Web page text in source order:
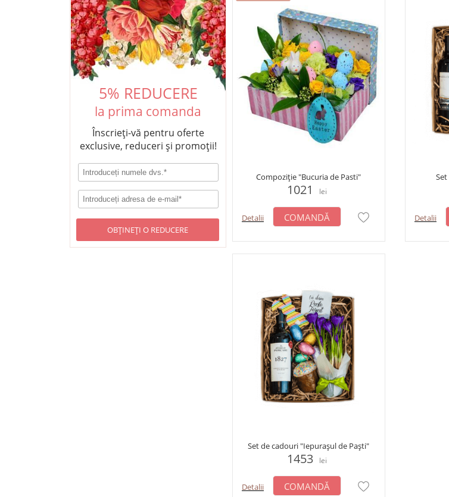
5% REDUCERE
la prima comanda
Înscrieți-vă pentru oferte
exclusive, reduceri și promoții!
OBȚINEȚI O REDUCERE
Compoziție "Bucuria de Pasti"
1021 lei
Detalii COMANDĂ Detalii
Set de cadouri "Iepurașul de Paști"
1453 lei
Detalii COMANDĂ